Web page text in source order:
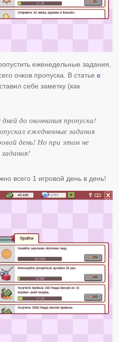
еженедельные задания,
очков пропуска. В статьес
себе заметку (как
до окончания пропуска!
ежедневные задания
день! Но при этом не
всего 1 игровой день в день!